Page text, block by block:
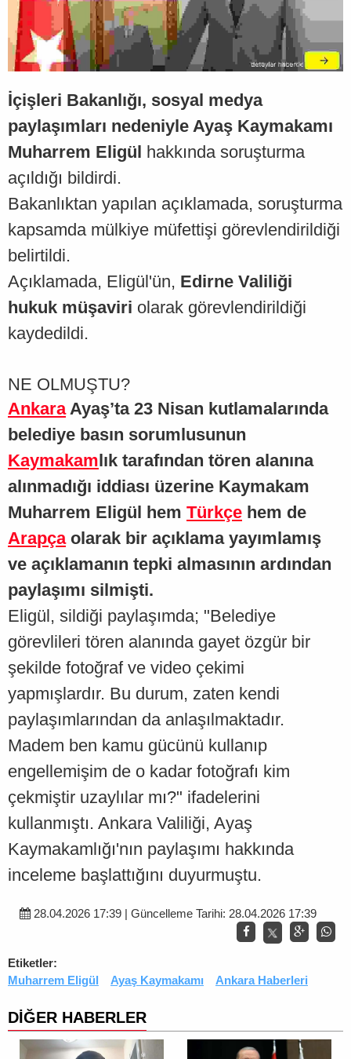
İçişleri Bakanlığı, sosyal medya
paylaşımları nedeniyle Ayaş Kaymakamı
Muharrem Eligül
hakkında soruşturma
açıldığı bildirdi.
Bakanlıktan yapılan açıklamada, soruşturma
kapsamda mülkiye müfettişi görevlendirildiği
belirtildi.
Açıklamada, Eligül'ün, Edirne Valiliği
hukuk müşaviri olarak görevlendirildiği
kaydedildi.
NE OLMUŞTU?
AnkaraAyaş’ta 23 Nisan kutlamalarında
belediye basın sorumlusunun
Kaymakam lık tarafından tören alanına
alınmadığı iddiası üzerine Kaymakam
Muharrem Eligül hem Türkçe hem de
Arapçaolarak bir açıklama yayımlamış
ve açıklamanın tepki almasının ardından
paylaşımı silmişti.
Eligül, sildiği paylaşımda; "Belediye
görevlileri tören alanında gayet özgür bir
şekilde fotoğraf ve video çekimi
yapmışlardır. Bu durum, zaten kendi
paylaşımlarından da anlaşılmaktadır.
Madem ben kamu gücünü kullanıp
engellemişim de o kadar fotoğrafı kim
çekmiştir uzaylılar mı?" ifadelerini
kullanmıştı. Ankara Valiliği, Ayaş
Kaymakamlığı'nın paylaşımı hakkında
inceleme başlattığını duyurmuştu.
28.04.2026 17:39 | Güncelleme Tarihi: 28.04.2026 17:39
Etiketler:
Muharrem Eligül
Ayaş Kaymakamı Ankara Haberleri
DİĞER HABERLER